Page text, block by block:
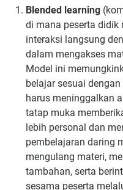
Blended learning
di mana peserta
interaksi langsung
dalam mengakses
Model ini
belajar sesuai
harus meninggalkan
tatap muka
lebih personal dan
pembelajaran daring
mengulang materi,
tambahan, serta
sesama peserta